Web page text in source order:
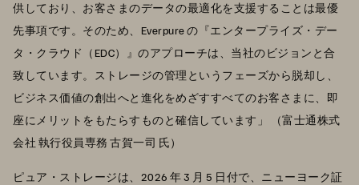
供しており、お客さまのデータの最適化を支援することは最優
先事項です。そのため、Everpure の『エンタープライズ・デー
タ・クラウド（EDC）』のアプローチは、当社のビジョンと合
致しています。ストレージの管理というフェーズから脱却し、
ビジネス価値の創出へと進化をめざすすべてのお客さまに、即
座にメリットをもたらすものと確信しています」 （富士通株式
会社 執行役員専務 古賀一司 氏）
ピュア・ストレージは、2026 年 3 月 5 日付で、ニューヨーク証